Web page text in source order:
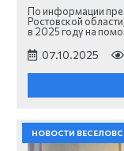
По информации
Ростовской
в 2025 году на
07.10.2025
НОВОСТИ